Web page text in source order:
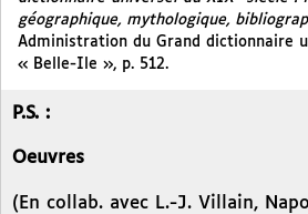
géographique, mythologique,
Administration du Grand dictionnaire
« Belle-Ile », p. 512.
P.S. :
Oeuvres
(En collab. avec L.-J. Villain,